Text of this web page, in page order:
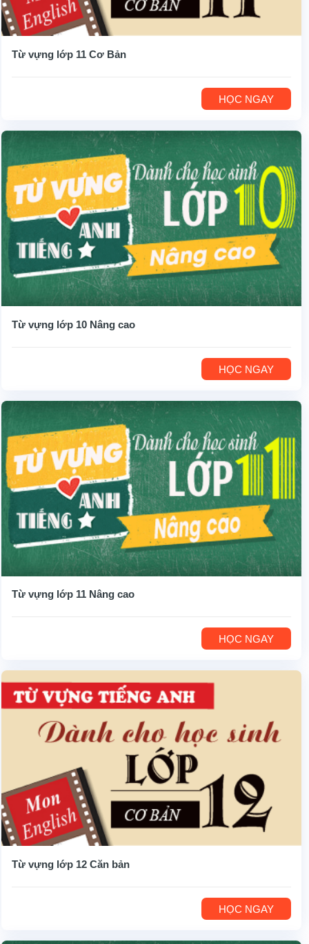
Từ vựng lớp 11 Cơ Bản
HỌC NGAY
Từ vựng lớp 10 Nâng cao
HỌC NGAY
Từ vựng lớp 11 Nâng cao
HỌC NGAY
Từ vựng lớp 12 Căn bản
HỌC NGAY